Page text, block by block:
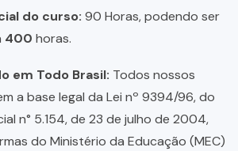
do curso: 90 Horas, podendo ser
400 horas.
em Todo Brasil: Todos nossos
a base legal da Lei nº 9394/96, do
n° 5.154, de 23 de julho de 2004,
do Ministério da Educação (MEC)